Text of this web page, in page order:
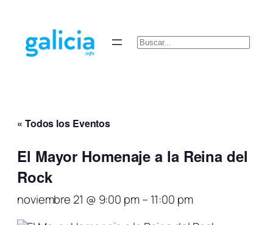
Buscar
« Todos los Eventos
El Mayor Homenaje a la Reina del
Rock
noviembre 21 @ 9:00 pm– 11:00 pm